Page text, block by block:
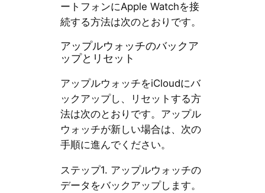
ートフォンにApple Watchを接
続する方法は次のとおりです。
アップルウォッチのバックア
ップとリセット
アップルウォッチをiCloudにバ
ックアップし、リセットする方
法は次のとおりです。アップル
ウォッチが新しい場合は、次の
手順に進んでください。
ステップ1. アップルウォッチの
データをバックアップします。